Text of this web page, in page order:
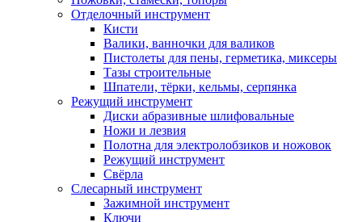
Отделочный инструмент
Кисти
Валики, ванночки для валиков
Пистолеты для пены, герметика, миксеры
Тазы строительные
Шпатели, тёрки, кельмы, серпянка
Режущий инструмент
Диски абразивные шлифовальные
Ножи и лезвия
Полотна для электролобзиков и ножовок
Режущий инструмент
Свёрла
Слесарный инструмент
Зажимной инструмент
Ключи